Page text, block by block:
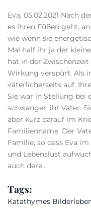
Eva, 05.02.2021 Nach
es ihren Füßen geht,
wie wenn sie
Mal half ihr ja der
hat in der
Wirkung verspürt. Als
väterlicherseits auf.
Sie war in Stellung bei
schwanger, ihr Vater.
aber kurz darauf im
Familienname. Der
Familie, so dass Eva
und Lebenslust
auch dere…
Tags:
Katathymes